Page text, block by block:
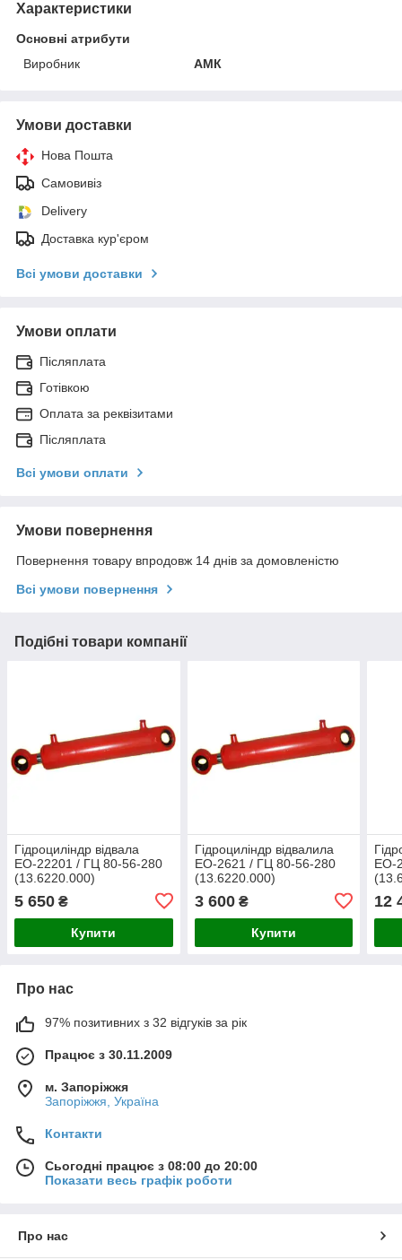
Характеристики
Основні атрибути
Виробник
АМК
Умови доставки
Нова Пошта
Самовивіз
Delivery
Доставка кур'єром
Всі умови доставки
Умови оплати
Післяплата
Готівкою
Оплата за реквізитами
Післяплата
Всі умови оплати
Умови повернення
Повернення товару впродовж 14 днів за домовленістю
Всі умови повернення
Подібні товари компанії
Гідроциліндр відвала
ЕО-22201 / ГЦ 80-56-280
(13.6220.000)
5 650 ₴
Купити
Гідроциліндр відвалила
ЕО-2621 / ГЦ 80-56-280
(13.6220.000)
3 600₴
Купити
ЕО-
12
Про нас
97% позитивних з 32 відгуків за рік
Працює з 30.11.2009
м. Запоріжжя
Запоріжжя, Україна
Контакти
Сьогодні працює з 08:00 до 20:00
Показати весь графік роботи
Про нас